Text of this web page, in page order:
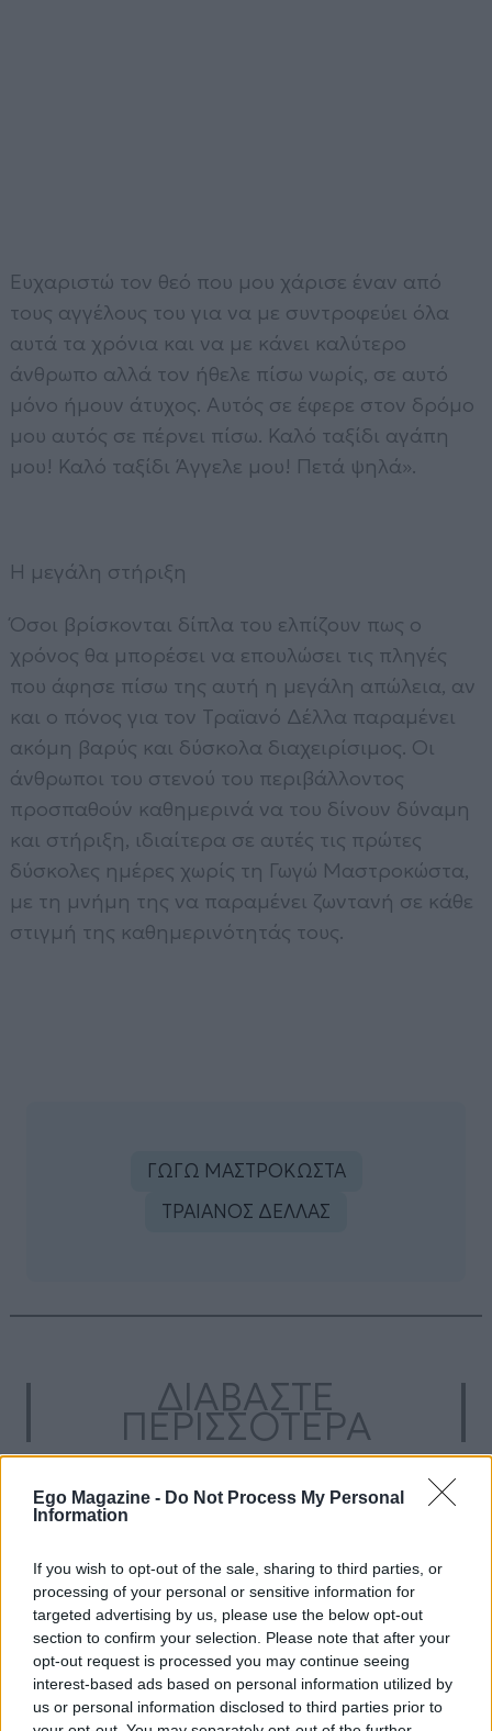
Ego Magazine - Do Not Process My Personal
Information
If you wish to opt-out of the sale, sharing to third parties, or
processing of your personal or sensitive information for
targeted advertising by us, please use the below opt-out
section to confirm your selection. Please note that after your
opt-out request is processed you may continue seeing
interest-based ads based on personal information utilized by
us or personal information disclosed to third parties prior to
Ευχαριστώ τον θεό που μου χάρισε έναν από
τους αγγέλους του για να με συντροφεύει όλα
αυτά τα χρόνια και να με κάνει καλύτερο
άνθρωπο αλλά τον ήθελε πίσω νωρίς, σε αυτό
μόνο ήμουν άτυχος. Αυτός σε έφερε στον δρόμο
μου αυτός σε πέρνει πίσω. Καλό ταξίδι αγάπη
μου! Καλό ταξίδι Άγγελε μου! Πετά ψηλά».
Η μεγάλη στήριξη
Όσοι βρίσκονται δίπλα του ελπίζουν πως ο
χρόνος θα μπορέσει να επουλώσει τις πληγές
που άφησε πίσω της αυτή η μεγάλη απώλεια, αν
και ο πόνος για τον Τραϊανό Δέλλα παραμένει
ακόμη βαρύς και δύσκολα διαχειρίσιμος. Οι
άνθρωποι του στενού του περιβάλλοντος
προσπαθούν καθημερινά να του δίνουν δύναμη
και στήριξη, ιδιαίτερα σε αυτές τις πρώτες
δύσκολες ημέρες χωρίς τη Γωγώ Μαστροκώστα,
με τη μνήμη της να παραμένει ζωντανή σε κάθε
στιγμή της καθημερινότητάς τους.
ΓΩΓΩ ΜΑΣΤΡΟΚΩΣΤΑ
ΤΡΑΙΑΝΟΣ ΔΕΛΛΑΣ
ΔΙΑΒΑΣΤΕ
ΠΕΡΙΣΣΟΤΕΡΑ